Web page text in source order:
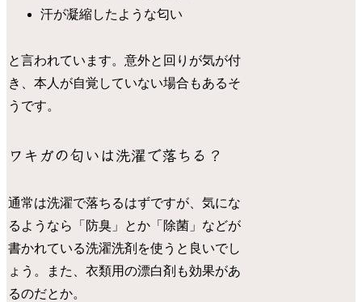
汗が凝縮したような匂い
と言われています。意外と回りが気が付
き、本人が自覚していない場合もあるそ
うです。
ワキガの匂いは洗濯で落ちる？
通常は洗濯で落ちるはずですが、気にな
るようなら「防臭」とか「除菌」などが
書かれている洗濯洗剤を使うと良いでし
ょう。また、衣類用の漂白剤も効果があ
るのだとか。